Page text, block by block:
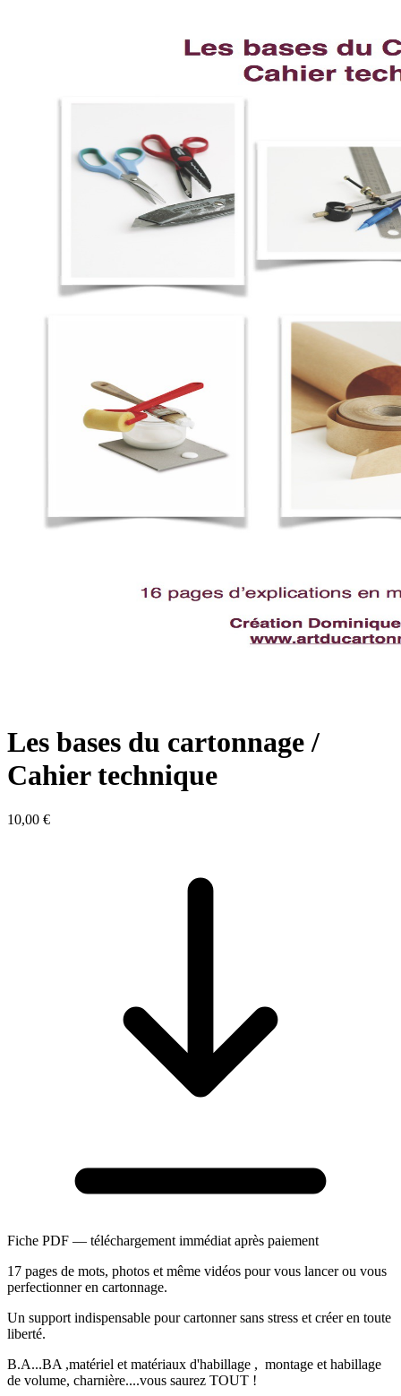
Les bases du cartonnage /
Cahier technique
10,00 €
Fiche PDF — téléchargement immédiat après paiement
17 pages de mots, photos et même vidéos pour vous lancer ou vous
perfectionner en cartonnage.
Un support indispensable pour cartonner sans stress et créer en toute
liberté.
B.A...BA ,matériel et matériaux d'habillage , montage et habillage
de volume, charnière....vous saurez TOUT !